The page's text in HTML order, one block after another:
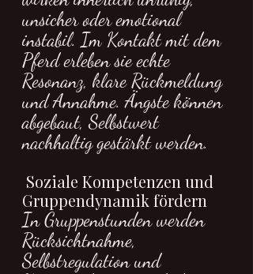
unsicher oder emotional
instabil. Im Kontakt mit dem
Pferd erleben sie echte
Resonanz, klare Rückmeldung
und Annahme. Ängste können
abgebaut, Selbstwert
nachhaltig gestärkt werden.
Gruppendynamik fördern
In Gruppenstunden werden
Rücksichtnahme,
Selbstregulation und